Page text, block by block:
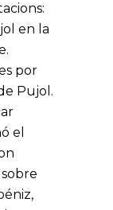
en la
por
Pujol.
el